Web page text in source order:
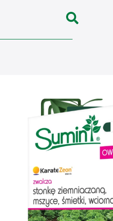
oprysk
Kup
teraz